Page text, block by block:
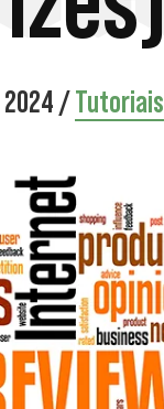
2024/Tutoriais